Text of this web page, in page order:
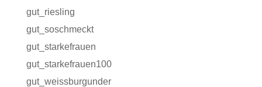
gut_riesling
gut_soschmeckt
gut_starkefrauen
gut_starkefrauen100
gut_weissburgunder